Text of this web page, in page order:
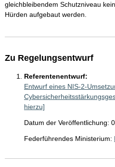
gleichbleibendem Schutzniveau
Hürden aufgebaut werden.
Zu Regelungsentwurf
Referentenentwurf:
Entwurf eines NIS-2-
hierzu]
Datum der Veröffentlichung:
Federführendes Ministerium: